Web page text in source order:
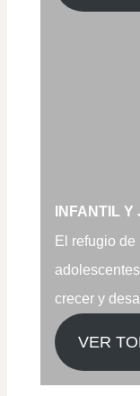
INFANTIL
El refugio
crecer y
VER